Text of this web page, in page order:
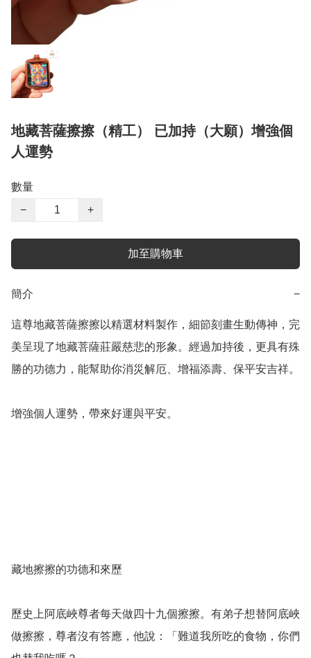
地藏菩薩擦擦（精工） 已加持（大願）增強個
人運勢
數量
−
+
加至購物車
簡介 −
這尊地藏菩薩擦擦以精選材料製作，細節刻畫生動傳神，完
美呈現了地藏菩薩莊嚴慈悲的形象。經過加持後，更具有殊
勝的功德力，能幫助你消災解厄、增福添壽、保平安吉祥。
增強個人運勢，帶來好運與平安。
藏地擦擦的功德和來歷
歷史上阿底峽尊者每天做四十九個擦擦。有弟子想替阿底峽
做擦擦，尊者沒有答應，他說：「難道我所吃的食物，你們